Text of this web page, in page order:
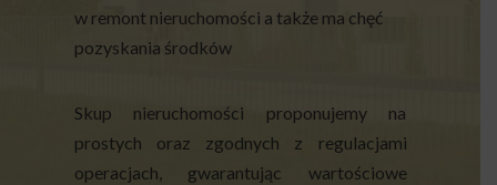
w remont nieruchomości a także ma chęć
pozyskania środków
Skup nieruchomości proponujemy na
prostych oraz zgodnych z regulacjami
operacjach, gwarantując wartościowe